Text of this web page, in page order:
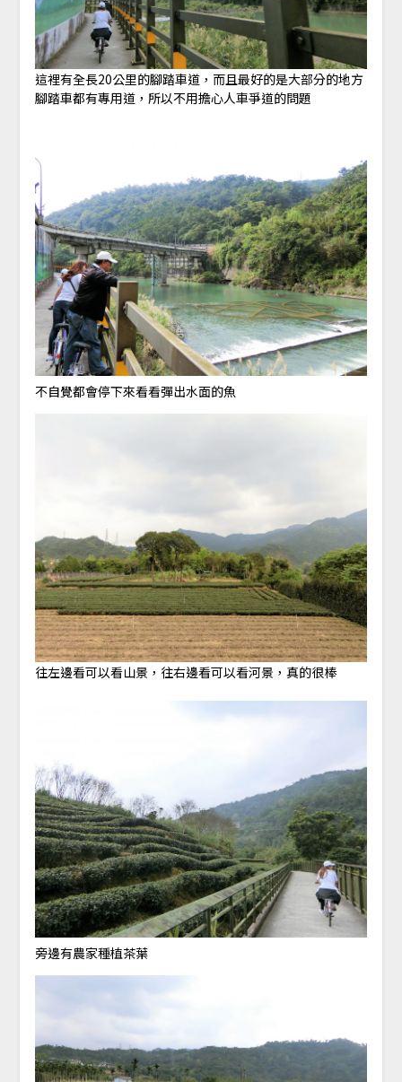
這裡有全長20公里的腳踏車道，而且最好的是大部分的地方
腳踏車都有專用道，所以不用擔心人車爭道的問題
不自覺都會停下來看看彈出水面的魚
往左邊看可以看山景，往右邊看可以看河景，真的很棒
旁邊有農家種植茶葉